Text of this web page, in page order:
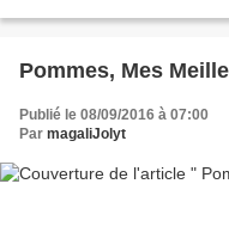
Pommes, Mes
Publié le 08/09/2016 à 07:00
Par magaliJolyt